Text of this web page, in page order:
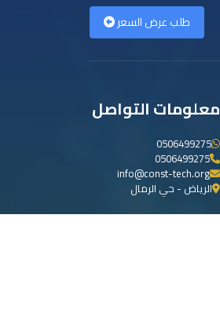
طلب عرض السعر
معلومات التواصل
0506499275
0506499275
info@const-tech.org
الرياض - حي الرمال